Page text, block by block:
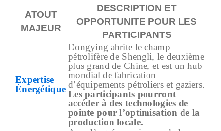
ATOUT
MAJEUR
DESCRIPTION ET
OPPORTUNITE POUR LES
PARTICIPANTS
Expertise
Énergétique
Dongying abrite le champ
pétrolifère de Shengli, le deuxième
plus grand de Chine, et est un hub
mondial de fabrication
d’équipements pétroliers et gaziers.
Les participants pourront
accéder à des technologies de
pointe pour l’optimisation de la
production locale.